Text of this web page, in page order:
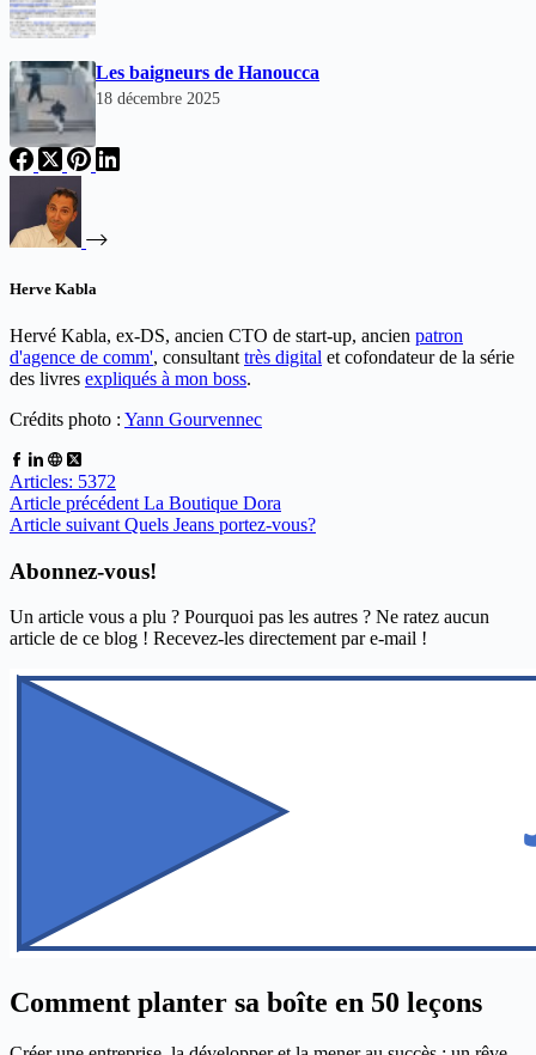
Les baigneurs de Hanoucca
18 décembre 2025
Herve Kabla
Hervé Kabla, ex-DS, ancien CTO de start-up, ancien patron
d'agence de comm', consultant très digital et cofondateur de la série
des livres expliqués à mon boss.
Crédits photo : Yann Gourvennec
Articles: 5372
Article précédent La Boutique Dora
Article suivant Quels Jeans portez-vous?
Abonnez-vous!
Un article vous a plu ? Pourquoi pas les autres ? Ne ratez aucun
article de ce blog ! Recevez-les directement par e-mail !
Comment planter sa boîte en 50 leçons